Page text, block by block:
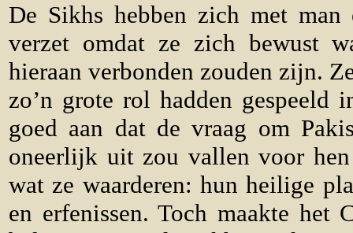
De Sikhs hebben zich met
verzet omdat ze zich bewust
hieraan verbonden zouden zijn.
zo’n grote rol hadden gespeeld
goed aan dat de vraag om
oneerlijk uit zou vallen voor
wat ze waarderen: hun heilige
en erfenissen. Toch maakte het